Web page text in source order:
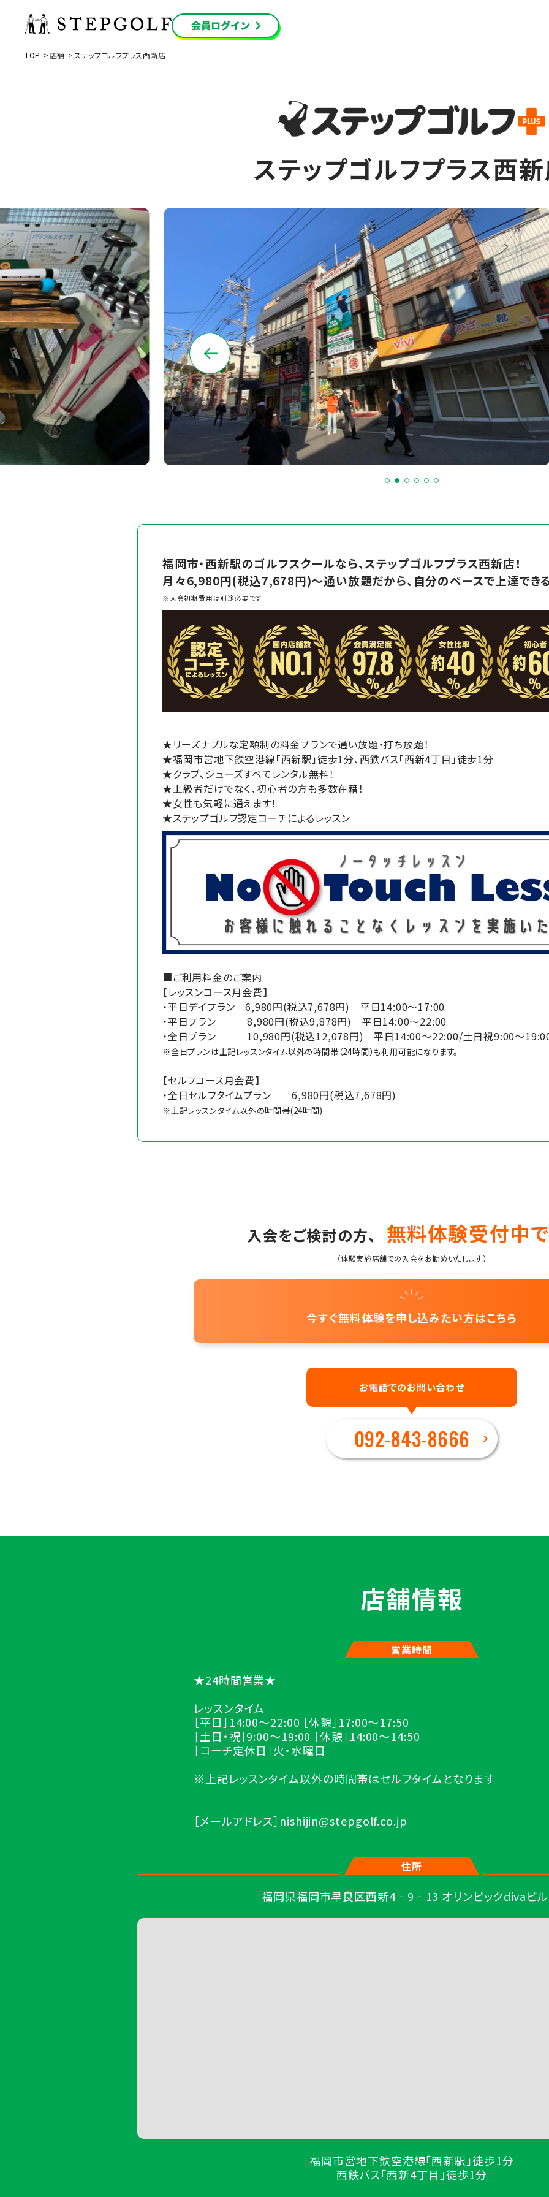
TOP 店舗 ステップゴルフプラス西新店
ステップゴルフプラス西
福岡市・西新駅のゴルフスクールなら、ステップゴルフプラス西新店！
月々6,980円(税込7,678円)～通い放題だから、自分のペースで上達できる
※入会初期費用は別途必要です
★リーズナブルな定額制の料金プランで通い放題・打ち放題！
★福岡市営地下鉄空港線「西新駅」徒歩1分、西鉄バス「西新4丁目」徒歩1分
★クラブ、シューズすべてレンタル無料！
★上級者だけでなく、初心者の方も多数在籍！
★女性も気軽に通えます！
★ステップゴルフ認定コーチによるレッスン
■ご利用料金のご案内
【レッスンコース月会費】
・平日デイプラン 6,980円(税込7,678円) 平日14:00～17:00
・平日プラン 8,980円(税込9,878円) 平日14:00～22:00
・全日プラン 10,980円(税込12,078円) 平日14:00～22:00/土日祝9:00～
※全日プランは上記レッスンタイム以外の時間帯（24時間）も利用可能になります。
【セルフコース月会費】
・全日セルフタイムプラン 6,980円(税込7,678円)
※上記レッスンタイム以外の時間帯(24時間)
入会をご検討の方、 無料体験受付中
（体験実施店舗での入会をお勧めいたします）
今すぐ無料体験を申し込みたい方はこちら
お電話でのお問い合わせ
092-843-8666
店舗情報
営業時間
★24時間営業★
レッスンタイム
［平日］14:00～22:00 ［休憩］17:00～17:50
［土日・祝］9:00～19:00 ［休憩］14:00～14:50
［コーチ定休日］火・水曜日
※上記レッスンタイム以外の時間帯はセルフタイムとなります
［メールアドレス］nishijin@stepgolf.co.jp
住所
福岡県福岡市早良区西新4‐9‐13 オリンピックdivaビ
福岡市営地下鉄空港線「西新駅」徒歩1分
西鉄バス「西新4丁目」徒歩1分